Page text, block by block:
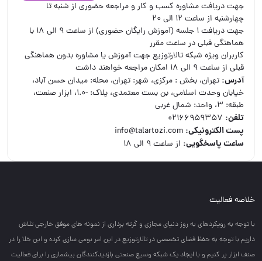
جهت دریافت مشاوره کسب و کار و مراجعه حضوری از شنبه تا
چهارشنبه از ساعت ۱۲ الی ۲۰
جهت دریافت ۱ جلسه (آموزش رایگان حضوری) از ساعت ۹ الی ۱۸ با
هماهنگی قبلی در ساعت مقرر
کاربران ویژه شبکه تالارتوزیع جهت آموزش یا مشاوره بدون هماهنگی
قبلی از ساعت ۹ الی ۱۸ امکان مراجعه خواهند داشت
آدرس: تهران، بخش : مرکزی، شهر: تهران، محله: میدان حسن آباد،
خیابان وحدت اسلامی، بن بست معتمدی، پلاک: -1.0، ابزار صنعت،
طبقه: 3، واحد: شمال غربی
تلفن:
پست الكترونیكی: info@talartozi.com
ساعت پاسخگویی: از ساعت ۹ الی ۱۸
خلاصه فعالیت
با توجه به رويكردهاي به روز دنياي مجازي و گرته برداري از نمونه هاي موفق خارجي تلاش
داريم با توجه به حفظ فضاي تخصصي در تالارتوزيع در اين امر بومي سازي كرده و اين خلا را در
صنف ابزار پر كنيم و با ايجاد يك شبكه وسيع صنعتي بازديدكنندگان بيشماري را براي فعاليت